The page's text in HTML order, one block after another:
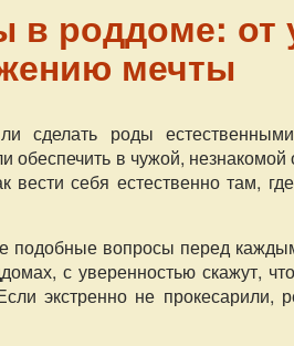
в роддоме: от
мечты
сделать роды
в чужой, незнакомой
себя естественно там,
подобные вопросы перед
с уверенностью скажут,
экстренно не прокесарили,